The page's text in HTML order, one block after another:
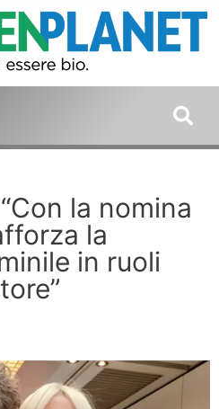
la nomina
la
in ruoli